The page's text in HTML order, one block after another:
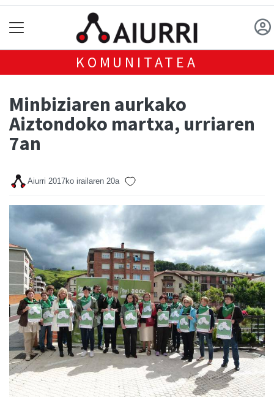
KOMUNITATEA
Minbiziaren aurkako
Aiztondoko martxa, urriaren
7an
Aiurri 2017ko irailaren 20a